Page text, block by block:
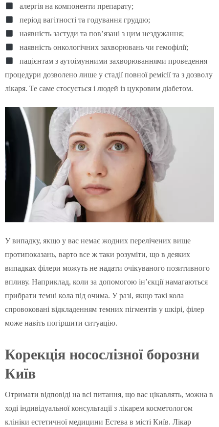
алергія на компоненти препарату;
період вагітності та годування груддю;
наявність застуди та пов’язані з цим нездужання;
наявність онкологічних захворювань чи гемофілії;
пацієнтам з аутоімунними захворюваннями проведення
процедури дозволено лише у стадії повної ремісії та з дозволу
лікаря. Те саме стосується і людей із цукровим діабетом.
У випадку, якщо у вас немає жодних перелічених вище
протипоказань, варто все ж таки розуміти, що в деяких
випадках філери можуть не надати очікуваного позитивного
впливу. Наприклад, коли за допомогою ін’єкції намагаються
прибрати темні кола під очима. У разі, якщо такі кола
спровоковані відкладенням темних пігментів у шкірі, філер
може навіть погіршити ситуацію.
Корекція носослізної борозни
Київ
Отримати відповіді на всі питання, що вас цікавлять, можна в
ході індивідуальної консультації з лікарем косметологом
клініки естетичної медицини Естева в місті Київ. Лікар